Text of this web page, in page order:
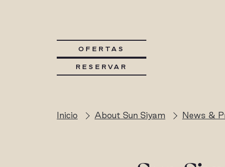
OFERTAS
RESERVAR
Inicio About Sun Siyam News &